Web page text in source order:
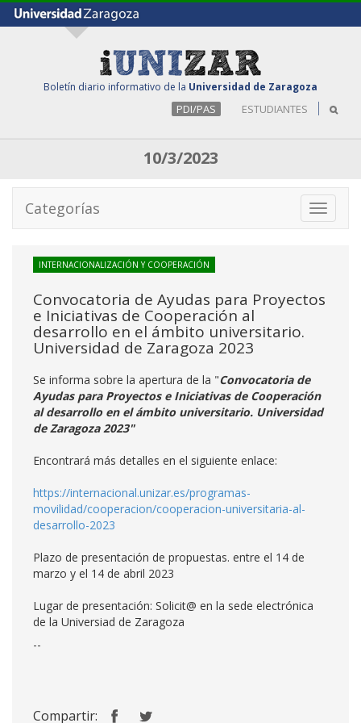
Boletín diario informativo de la Universidad de Zaragoza
PDI/PAS ESTUDIANTES
10/3/2023
Toggle
Categorías
INTERNACIONALIZACIÓN Y COOPERACIÓN
Convocatoria de Ayudas para Proyectos
e Iniciativas de Cooperación al
desarrollo en el ámbito universitario.
Universidad de Zaragoza 2023
Se informa sobre la apertura de la "Convocatoria de
Ayudas para Proyectos e Iniciativas de Cooperación
al desarrollo en el ámbito universitario. Universidad
de Zaragoza 2023"
Encontrará más detalles en el siguiente enlace:
https://internacional.unizar.es/programas-
movilidad/cooperacion/cooperacion-universitaria-al-
desarrollo-2023
Plazo de presentación de propuestas. entre el 14 de
marzo y el 14 de abril 2023
Lugar de presentación: Solicit@ en la sede electrónica
de la Universiad de Zaragoza
--
Compartir: